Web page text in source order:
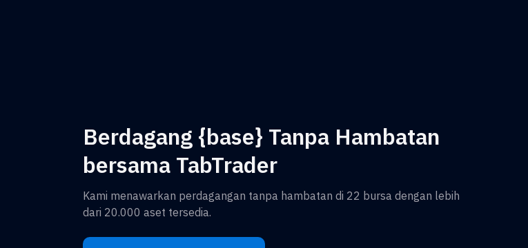
Berdagang {base} Tanpa Hambatan
bersama TabTrader
Kami menawarkan perdagangan tanpa hambatan di 22 bursa dengan lebih
dari 20.000 aset tersedia.